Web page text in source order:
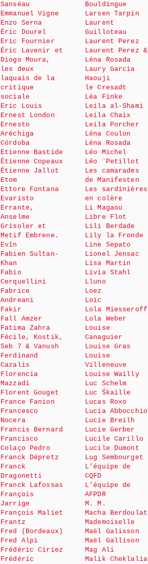
Sanséau
Emmanuel Vigne
Enzo Serna
Éric Dourel
Eric Fournier
Éric Lavenir et
Diogo Moura,
les deux
laquais de la
critique
sociale
Eric Louis
Ernest London
Ernesto
Aréchiga
Córdoba
Etienne Bastide
Étienne Copeaux
Étienne Jallot
Etom
Ettore Fontana
Evaristo
Errante,
Anselme
Grisoler et
Metif Embrene.
Evîn
Fabien Sultan-
Khan
Fabio
Cerquellini
Fabrice
Andreani
Fakir
Fall Amzer
Fatima Zahra
Fécile, Kostik,
Seb 7 & Vanush
Ferdinand
Cazalis
Florencia
Mazzadi
Florent Gouget
France Fanion
Francesco
Nocera
Francis Bernard
Francisco
Colaço Pedro
Franck Dépretz
Franck
Dragonetti
Franck Lafossas
François
Jarrige
François Maliet
Frantz
Fred (Bordeaux)
Fred Alpi
Frédéric Ciriez
Frédéric
Bouldingue
Larsen Tarpin
Laurent
Guilloteau
Laurent Perez
Laurent Perez &
Léna Rosada
Laury Garcia
Haouji
le Cresadt
Léa Finke
Leila al-Shami
Leila Chaix
Leila Porcher
Léna Coulon
Léna Rosada
Léo Michel
Léo ¨Petillot
Les camarades
de Manifesten
Les sardinières
en colère
Li Magaou
Libre Flot
Lili Berdade
Lily la Fronde
Line Sepato
Lionel Jensac
Lisa Martin
Livia Stahl
Lluno
Loez
Loïc
Lola Miesseroff
Lola Weber
Louise
Canaguier
Louise Gras
Louise
Villeneuve
Louise Wailly
Luc Schelm
Luc Śkaille
Lucas Roxo
Lucia Abbocchio
Lucie Breilh
Lucie Gerber
Lucile Carillo
Lucile Dumont
Lug Sembourget
L’équipe de
CQFD
L’équipe de
AFPDR
M. M.
Macha Berdoulat
Mademoiselle
Maël Galisson
Maël Gallison
Mag Ali
Malik Cheklalia